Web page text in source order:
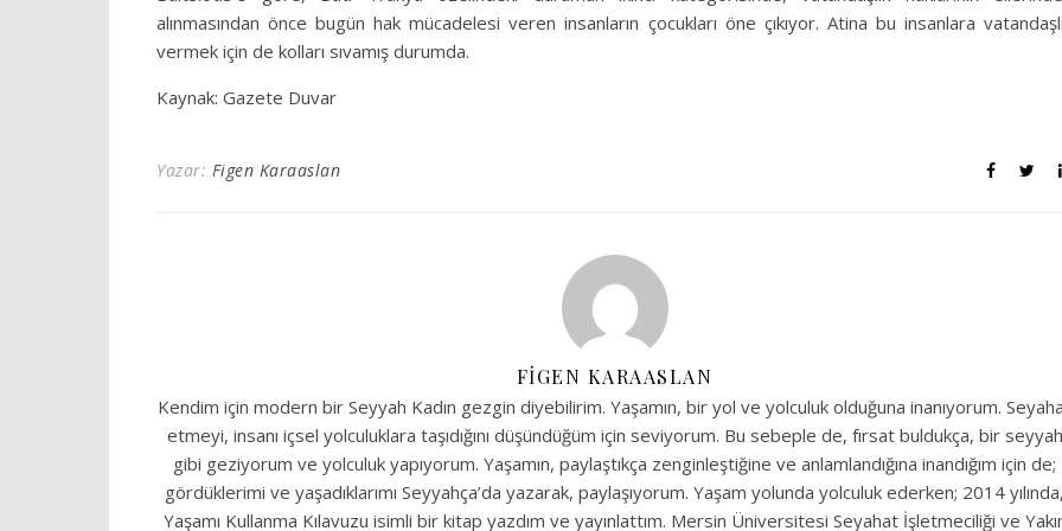
alınmasından önce bugün hak mücadelesi veren insanların çocukları öne çıkıyor. Atina bu insanlara
vermek için de kolları sıvamış durumda.
Kaynak: Gazete Duvar
Yazar: Figen Karaaslan
FIGEN KARAASLAN
Kendim için modern bir Seyyah Kadın gezgin diyebilirim. Yaşamın, bir yol ve yolculuk olduğuna inanıyorum.
etmeyi, insanı içsel yolculuklara taşıdığını düşündüğüm için seviyorum. Bu sebeple de, fırsat buldukça, bir seyyah
gibi geziyorum ve yolculuk yapıyorum. Yaşamın, paylaştıkça zenginleştiğine ve anlamlandığına inandığım için de;
gördüklerimi ve yaşadıklarımı Seyyahça’da yazarak, paylaşıyorum. Yaşam yolunda yolculuk ederken; 2014 yılında,
Yaşamı Kullanma Kılavuzu isimli bir kitap yazdım ve yayınlattım. Mersin Üniversitesi Seyahat İşletmeciliği ve